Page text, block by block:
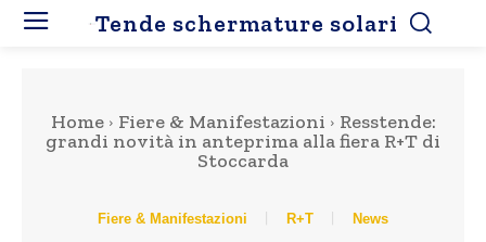
Tende schermature solari
Home Fiere & Manifestazioni
Resstende:
grandi novità in anteprima alla fiera R+T di
Stoccarda
Fiere & Manifestazioni R+T News